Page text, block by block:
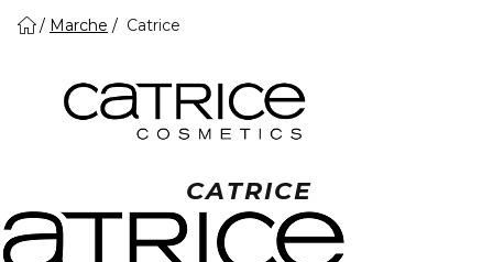
Marche Catrice
CATRICE